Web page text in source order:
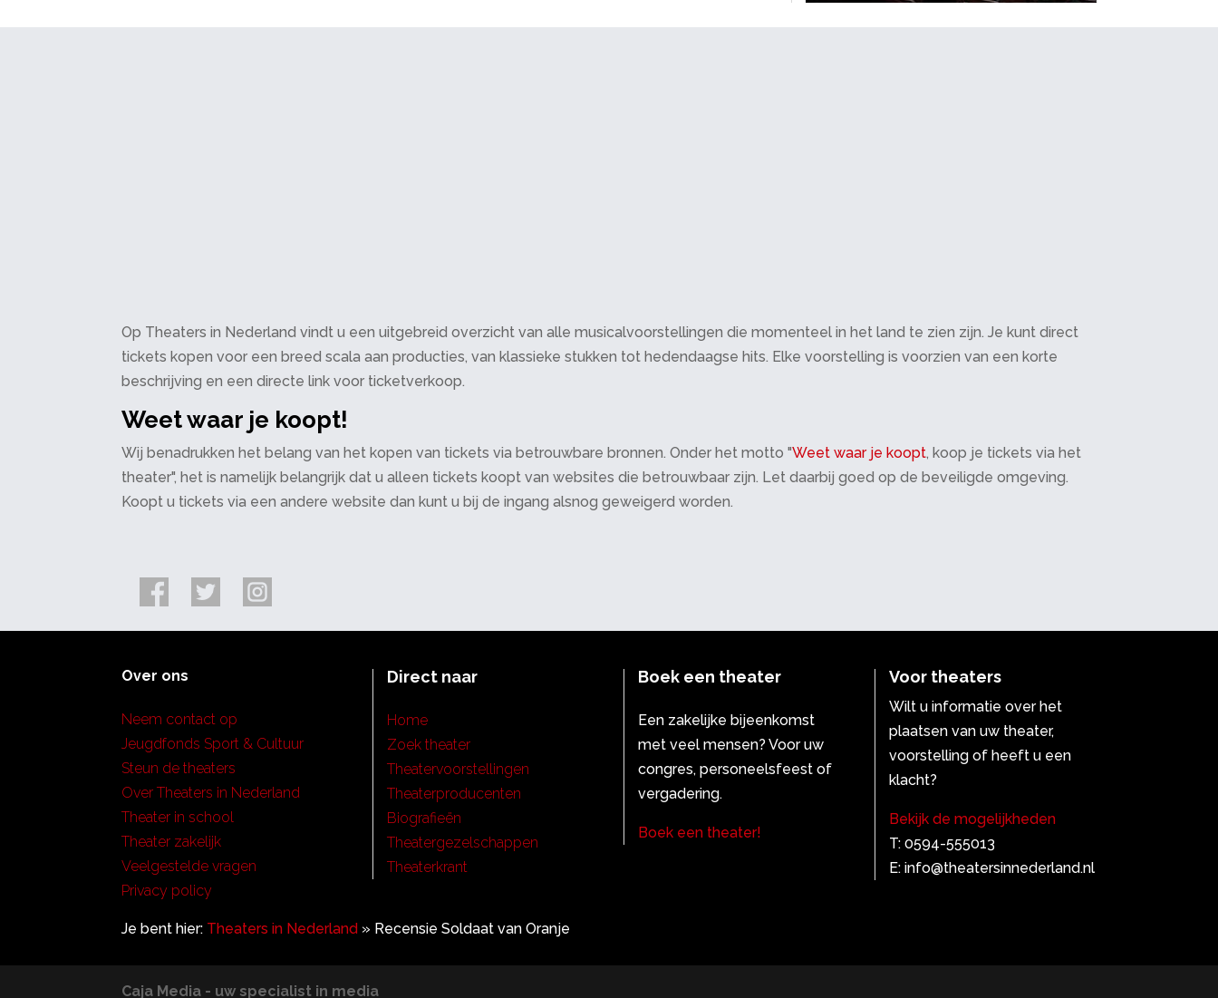
Op Theaters in Nederland vindt u een uitgebreid overzicht van alle musicalvoorstellingen die momenteel in het land te zien zijn. Je kunt direct
tickets kopen voor een breed scala aan producties, van klassieke stukken tot hedendaagse hits. Elke voorstelling is voorzien van een korte
beschrijving en een directe link voor ticketverkoop.
Weet waar je koopt!
Wij benadrukken het belang van het kopen van tickets via betrouwbare bronnen. Onder het motto "Weet waar je koopt, koop je tickets via het
theater", het is namelijk belangrijk dat u alleen tickets koopt van websites die betrouwbaar zijn. Let daarbij goed op de beveiligde omgeving.
Koopt u tickets via een andere website dan kunt u bij de ingang alsnog geweigerd worden.
Over ons
Neem contact op
Jeugdfonds Sport & Cultuur
Steun de theaters
Over Theaters in Nederland
Theater in school
Theater zakelijk
Veelgestelde vragen
Privacy policy
Direct naar
Home
Zoek theater
Theatervoorstellingen
Theaterproducenten
Biografieën
Theatergezelschappen
Theaterkrant
Boek een theater
Een zakelijke bijeenkomst
met veel mensen? Voor uw
congres, personeelsfeest of
vergadering.
Boek een theater!
Voor theaters
Wilt u informatie over het
plaatsen van uw theater,
voorstelling of heeft u een
klacht?
Bekijk de mogelijkheden
T: 0594-555013
E: info@theatersinnederland.nl
Je bent hier: Theaters in Nederland » Recensie Soldaat van Oranje
Caja Media - uw specialist in media